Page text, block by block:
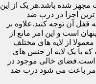
شده باشد.هر یک از این
اجزا در درب ضد
آن توجه کنید.علاوه بر
است و این امر مانع از
از لایه های مختلف
با یک لایه از جنس های
خالی موجود در
باعث می شود درب ضد